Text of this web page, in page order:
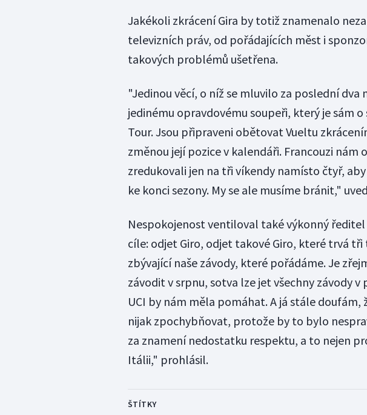
Jakékoli zkrácení Gira by totiž znamenalo
televizních práv, od pořádajících měst i
takových problémů ušetřena.
"Jedinou věcí, o níž se mluvilo za poslední dva
jedinému opravdovému soupeři, který je sám
Tour. Jsou připraveni obětovat Vueltu
změnou její pozice v kalendáři. Francouzi nám
zredukovali jen na tři víkendy namísto čtyř,
ke konci sezony. My se ale musíme bránit,"
Nespokojenost ventiloval také výkonný
cíle: odjet Giro, odjet takové Giro, které trvá tři
zbývající naše závody, které pořádáme. Je
závodit v srpnu, sotva lze jet všechny závody
UCI by nám měla pomáhat. A já stále doufám,
nijak zpochybňovat, protože by to bylo
za znamení nedostatku respektu, a to nejen
Itálii," prohlásil.
ŠTÍTKY